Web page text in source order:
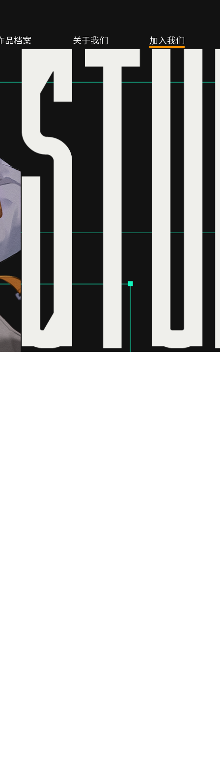
品档案 关于我们 加入我们